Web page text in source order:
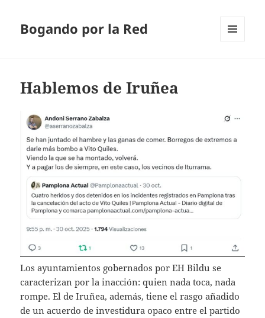
Bogando por la Red
Hablemos de Iruñea
Los ayuntamientos gobernados por EH Bildu se
caracterizan por la inacción: quien nada toca, nada
rompe. El de Iruñea, además, tiene el rasgo añadido
de un acuerdo de investidura opaco entre el partido